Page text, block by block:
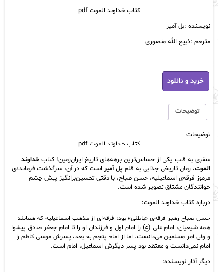
بود.
تومان38,100.
کتاب خداوند الموت pdf
نویسنده :بل آمیر
مترجم :ذبیح الله منصوری
کتاب
خداوند
الموت
خرید و دانلود
توضیحات
توضیحات
کتاب خداوند الموت pdf
سفری به قلب یکی از حساس‌ترین برهه‌های تاریخ ایران‌زمین! کتاب خداوند
الموت، رمان تاریخی جذابی به قلم پل آمیر است که در آن، سرگذشت فرمانده‌ی
مرموز فرقه‌ی اسماعیلیه، حسن صباح، با دقتی تحسین‌برانگیز پیش چشم
خوانندگان مشتاق تصویر شده است.
درباره کتاب خداوند الموت:
حسن صباح رهبر فرقه‌ی «باطنی» بود؛ فرقه‌ای از مذهب اسماعیلیه که همانند
همه شیعیان، امام علی (ع) را امام اول و فرزندان او را تا امام جعفر صادق پیشوا
و ولی امر مسلمین می‌دانست. اما از امام پنجم به بعد، پسرش موسی کاظم را
امام نمی‌دانست و معتقد بود پسر دیگرش اسماعیل، امام است.
دیگر آثار نویسنده: